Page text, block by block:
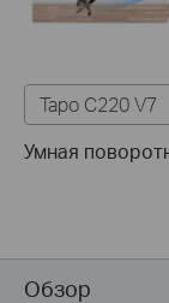
Tapo C220 V7
Умная
Обзор